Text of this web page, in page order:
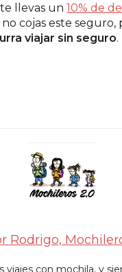
llevas un10% de
cojas este seguro,
viajar sin seguro.
Rodrigo,
viajes con mochila, y